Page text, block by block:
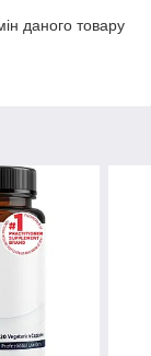
даного товару